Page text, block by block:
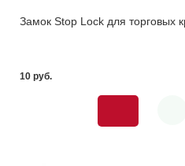
Замок Stop Lock для торговых
10 pуб.